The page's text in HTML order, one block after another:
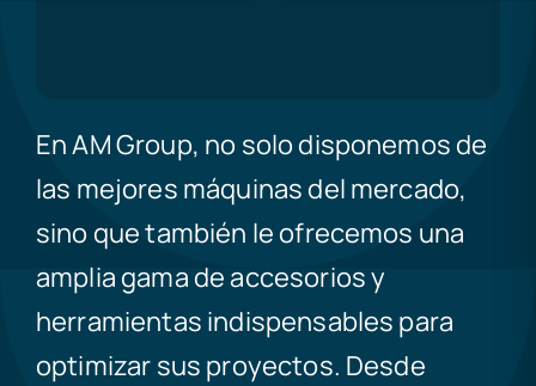
En AM Group, no solo disponemos de
las mejores máquinas del mercado,
sino que también le ofrecemos una
amplia gama de accesorios y
herramientas indispensables para
optimizar sus proyectos. Desde